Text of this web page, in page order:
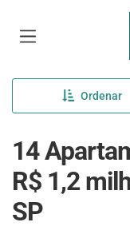
Ordenar
14
R$ 1,2
SP